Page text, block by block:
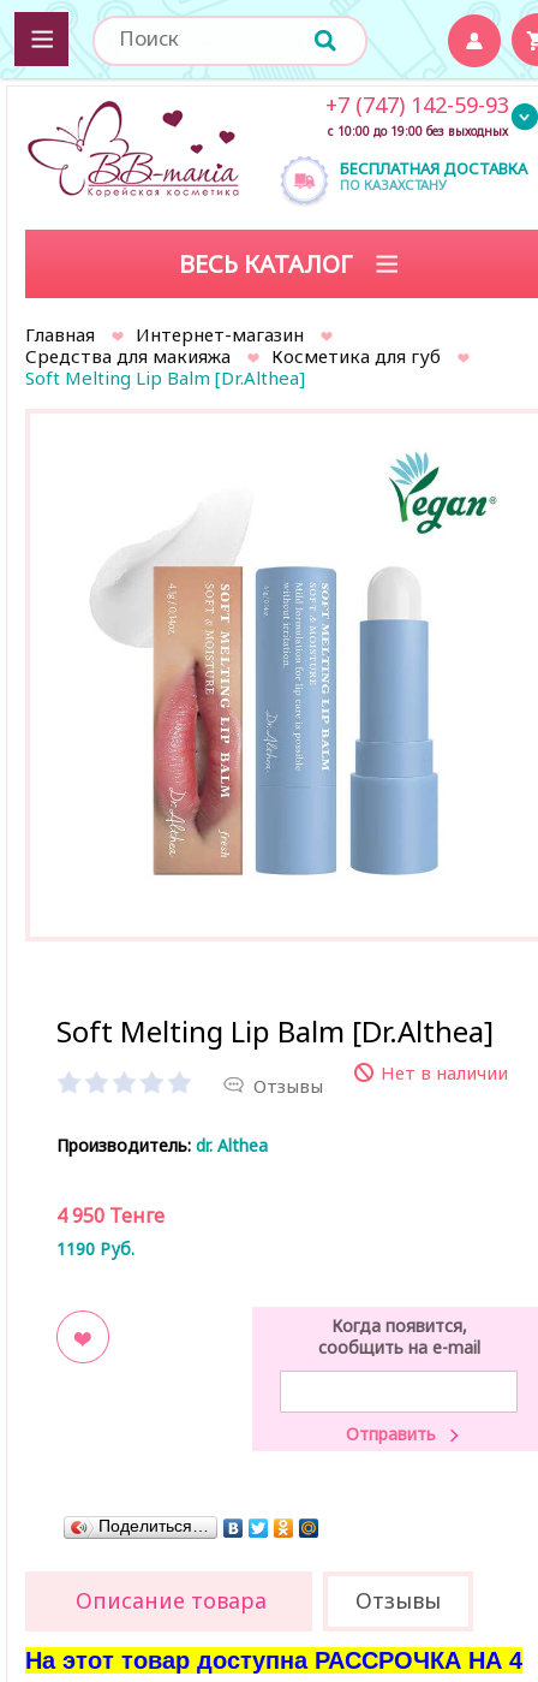
БЕСПЛАТНАЯ ДОСТАВКА
ПО КАЗАХСТАНУ
+7 (747) 142-59-93
с 10:00 до 19:00 без выходных
ВЕСЬ КАТАЛОГ
Главная
Интернет-магазин
Средства для макияжа
Косметика для губ
Soft Melting Lip Balm [Dr.Althea]
Soft Melting Lip Balm [Dr.Althea]
Отзывы
Нет в наличии
Производитель: dr. Althea
4 950 Тенге
1190 Руб.
Когда появится,
сообщить на e-mail
Поделиться…
Описание товара Отзывы
На этот товар доступна РАССРОЧКА НА 4